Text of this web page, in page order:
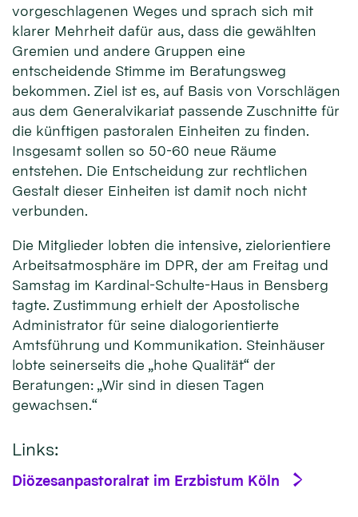
vorgeschlagenen Weges und sprach sich mit
klarer Mehrheit dafür aus, dass die gewählten
Gremien und andere Gruppen eine
entscheidende Stimme im Beratungsweg
bekommen. Ziel ist es, auf Basis von Vorschlägen
aus dem Generalvikariat passende Zuschnitte für
die künftigen pastoralen Einheiten zu finden.
Insgesamt sollen so 50-60 neue Räume
entstehen. Die Entscheidung zur rechtlichen
Gestalt dieser Einheiten ist damit noch nicht
verbunden.
Die Mitglieder lobten die intensive, zielorientiere
Arbeitsatmosphäre im DPR, der am Freitag und
Samstag im Kardinal-Schulte-Haus in Bensberg
tagte. Zustimmung erhielt der Apostolische
Administrator für seine dialogorientierte
Amtsführung und Kommunikation. Steinhäuser
lobte seinerseits die „hohe Qualität“ der
Beratungen: „Wir sind in diesen Tagen
gewachsen.“
Links:
Diözesanpastoralrat im Erzbistum Köln